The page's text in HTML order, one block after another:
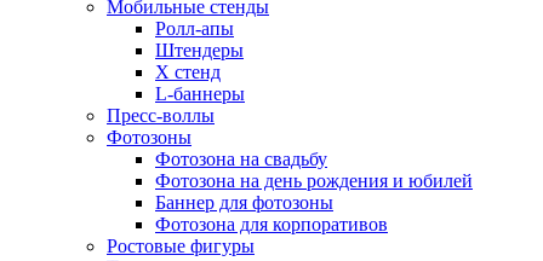
Мобильные стенды
Ролл-апы
Штендеры
Х стенд
L-баннеры
Пресс-воллы
Фотозоны
Фотозона на свадьбу
Фотозона на день рождения и юбилей
Баннер для фотозоны
Фотозона для корпоративов
Ростовые фигуры